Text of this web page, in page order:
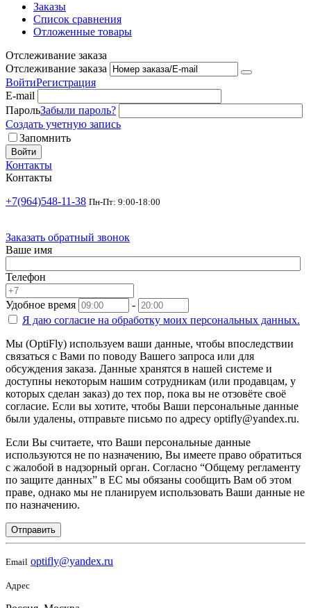
Заказы
Список сравнения
Отложенные товары
Отслеживание заказа
Отслеживание заказа
ВойтиРегистрация
E-mail
ПарольЗабыли пароль?
Создать учетную запись
Запомнить
Войти
Контакты
Контакты
+7(964)548-11-38 Пн-Пт: 9:00-18:00
Заказать обратный звонок
Ваше имя
Телефон
Удобное время
-
Я даю согласие на обработку моих персональных данных.
Мы (OptiFly) используем ваши данные, чтобы впоследствии
связаться с Вами по поводу Вашего запроса или для
обсуждения заказа. Данные хранятся в нашей системе и
доступны некоторым нашим сотрудникам (или продавцам, у
которых сделан заказ) до тех пор, пока вы не отзовёте своё
согласие. Если вы хотите, чтобы Ваши персональные данные
были удалены, отправьте письмо по адресу optifly@yandex.ru.
Если Вы считаете, что Ваши персональные данные
используются не по назначению, Вы имеете право обратиться
с жалобой в надзорный орган. Согласно “Общему регламенту
по защите данных” в ЕС мы обязаны сообщить Вам об этом
праве, однако мы не планируем использовать Ваши данные не
по назначению.
Отправить
Email optifly@yandex.ru
Адрес